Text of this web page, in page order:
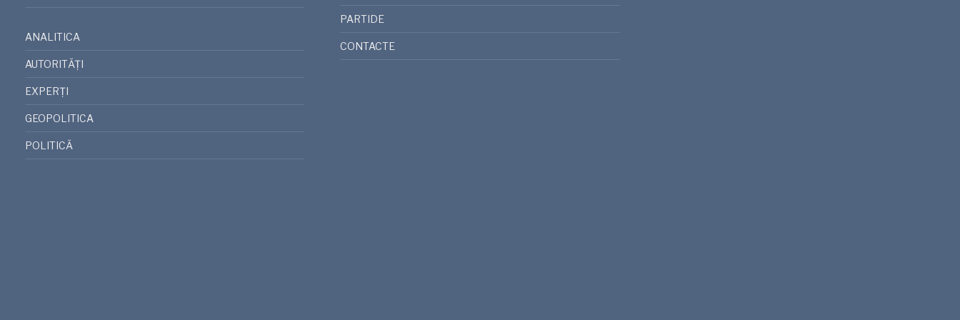
ANALITICA
AUTORITĂȚI
EXPERȚI
GEOPOLITICA
POLITICĂ
PARTIDE
CONTACTE